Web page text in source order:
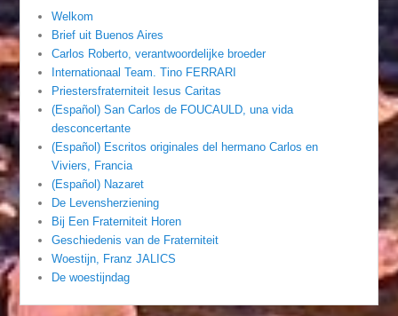
Welkom
Brief uit Buenos Aires
Carlos Roberto, verantwoordelijke broeder
Internationaal Team. Tino FERRARI
Priestersfraterniteit Iesus Caritas
(Español) San Carlos de FOUCAULD, una vida
desconcertante
(Español) Escritos originales del hermano Carlos en
Viviers, Francia
(Español) Nazaret
De Levensherziening
Bij Een Fraterniteit Horen
Geschiedenis van de Fraterniteit
Woestijn, Franz JALICS
De woestijndag